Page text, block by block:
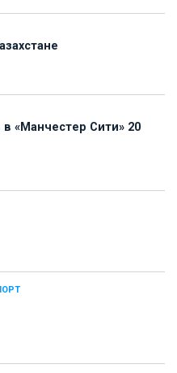
«Манчестер Сити» 20